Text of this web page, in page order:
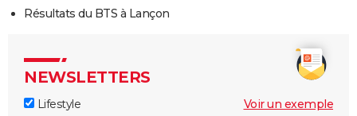
Résultats du BTS à Lançon
NEWSLETTERS
Lifestyle
Voir un exemple